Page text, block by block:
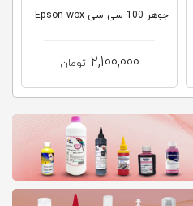
جوهر 100 سی سی Epson wox
2,100,000 تومان